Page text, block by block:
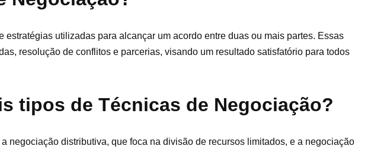
utilizadas para alcançar um acordo entre duas ou mais partes. Essas
resolução de conflitos e parcerias, visando um resultado satisfatório para todos
tipos de Técnicas de Negociação?
negociação distributiva, que foca na divisão de recursos limitados, e a negociação